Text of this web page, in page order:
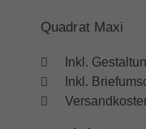
Quadrat Maxi
Inkl.
Inkl.